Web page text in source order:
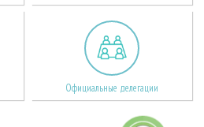
Официальные делегации